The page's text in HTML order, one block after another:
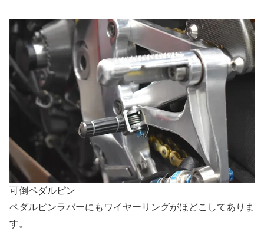
可倒ペダルピン
ペダルピンラバーにもワイヤーリングがほどこしてありま
す。